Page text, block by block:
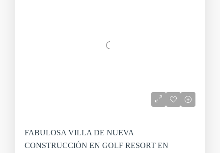
FABULOSA VILLA DE NUEVA
CONSTRUCCIÓN EN GOLF RESORT EN